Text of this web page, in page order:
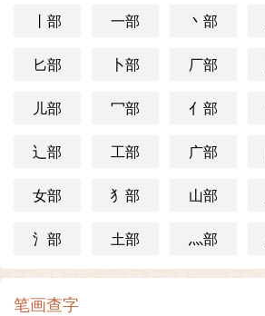
丨部 一部 丶部
匕部 卜部 厂部
儿部 冖部 亻部
辶部 工部 广部
女部 犭部 山部
氵部 土部 灬部
笔画查字